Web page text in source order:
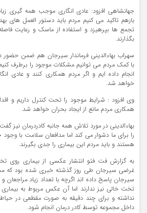
جهانشاهی افزود: عادی انگاری موجب همه گیری
بازهم تاکید می کنیم مردم باید دستور العمل های
تجمع ها بپرهیزد و استفاده از ماسک و رعایت
بگذارند.
سهراب بهاءالدینی فرماندار سیرجان هم ضمن حضور
با کمک مردم می توانیم مشکلات موجود را برطرف
انجام داده ایم و اگر مردم همکاری کنند و عادی
خواهد شد.
وی افزود : شرایط موجود را تحت کنترل داریم و
همکاری مردم مانع از ایجاد بحران خواهد شد.
بهاءالدینی در مورد تلاش همه جانبه کادردرمان نیز
را برای ما دشوار می کند اما مدافعان سلامت با
هستند و باید مردم این بیماری را جدی بگیرند.
به گزارش فت فتو انتشار عکسی از بیماری روی
غرضی سیرجان طی روز گذشته خبری شده بود که
سیرجان پاسخ داده اند اگرچه با تعداد زیاد مراجعان
تخت خالی نیز ندارند اما آن عکس مربوط به
نداشته و برای چند دقیقه به صورت مقطعی در حیاط
داخل مجموعه توسط کادر درمان انجام شود.